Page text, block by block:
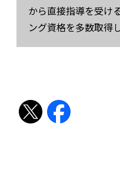
から直接指導を受け
ング資格を多数取得